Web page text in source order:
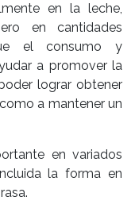
en la leche,
en cantidades
el consumo y
a promover la
lograr obtener
a mantener un
en variados
la forma en